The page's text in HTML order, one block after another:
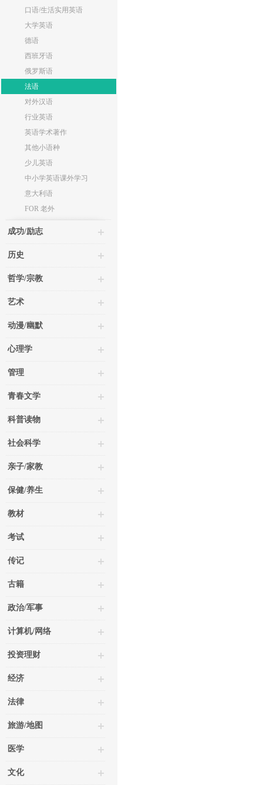
口语/生活实用英语
大学英语
德语
西班牙语
俄罗斯语
法语
对外汉语
行业英语
英语学术著作
其他小语种
少儿英语
中小学英语课外学习
意大利语
FOR 老外
成功/励志
历史
哲学/宗教
艺术
动漫/幽默
心理学
管理
青春文学
科普读物
社会科学
亲子/家教
保健/养生
教材
考试
传记
古籍
政治/军事
计算机/网络
投资理财
经济
法律
旅游/地图
医学
文化